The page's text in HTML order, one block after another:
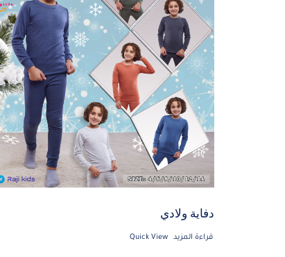
دفاية ولادي
قراءة المزيد Quick View